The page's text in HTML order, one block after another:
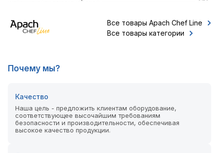
Все товары Apach Chef Line
Все товары категории
Почему мы?
Качество
Наша цель - предложить клиентам оборудование,
соответствующее высочайшим требованиям
безопасности и производительности, обеспечивая
высокое качество продукции.